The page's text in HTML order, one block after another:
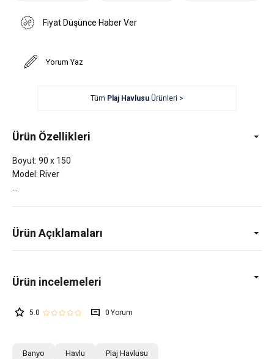
Fiyat Düşünce Haber Ver
Yorum Yaz
Tüm Plaj HavlusuÜrünleri >
Ürün Özellikleri
Boyut: 90 x 150
Model: River
Ürün Açıklamaları
5.0 0
Banyo Havlu Plaj Havlusu